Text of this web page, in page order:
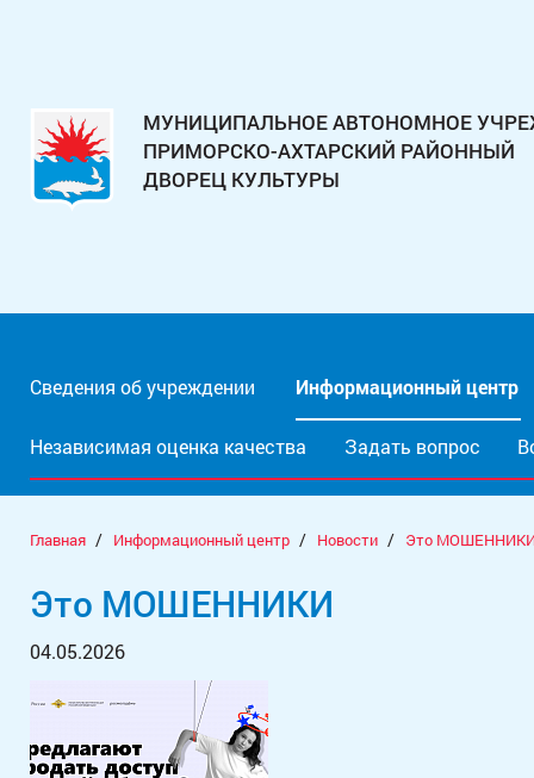
МУНИЦИПАЛЬНОЕ АВТОНОМНОЕ
ПРИМОРСКО-АХТАРСКИЙ РАЙОННЫЙ
ДВОРЕЦ КУЛЬТУРЫ
Сведения об учреждении Информационный центр
Независимая оценка качества Задать вопрос
Главная / Информационный центр / Новости / Это
Это МОШЕННИКИ
04.05.2026